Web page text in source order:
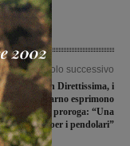
Articolo successivo
regionali in Direttissima, i
del Valdarno esprimono
per la proroga: “Una
vittoria per i pendolari”